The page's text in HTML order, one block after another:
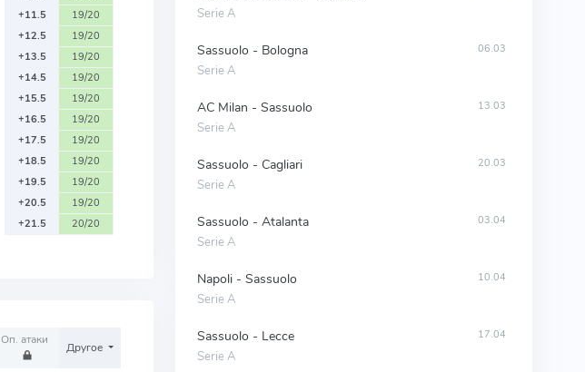
+11.5
19/20
+12.5
19/20
+13.5
19/20
+14.5
19/20
+15.5
19/20
+16.5
19/20
+17.5
19/20
+18.5
19/20
+19.5
19/20
+20.5
19/20
+21.5
20/20
Оп. атаки
Другое
Serie A
Sassuolo - Bologna
Serie A
06.03
AC Milan - Sassuolo
Serie A
13.03
Sassuolo - Cagliari
Serie A
20.03
Sassuolo - Atalanta
Serie A
03.04
Napoli - Sassuolo
Serie A
10.04
Sassuolo - Lecce
Serie A
17.04